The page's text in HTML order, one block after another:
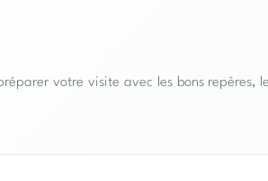
votre visite avec les bons repères,